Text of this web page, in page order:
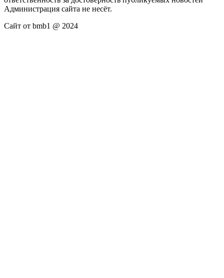
Администрация сайта не несёт.
Сайт от bmb1 @ 2024